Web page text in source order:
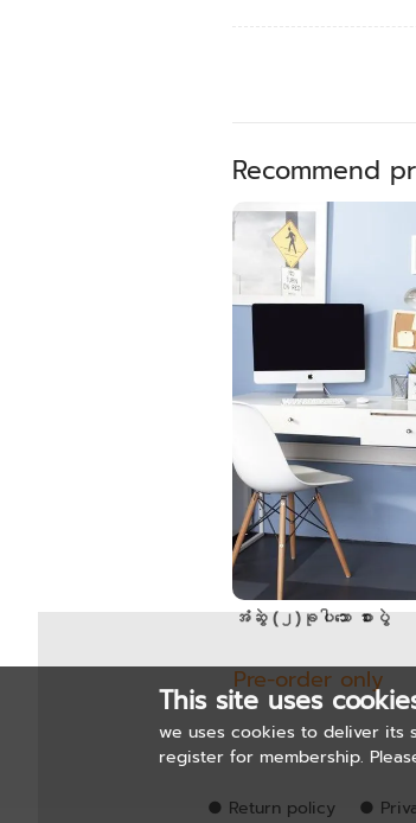
Recommend
အံဆွဲ (၂)ခုပါသော စားပွဲ
Pre-order only
● Return policy ●
This site uses
we uses cookies to deliver its
register for membership.